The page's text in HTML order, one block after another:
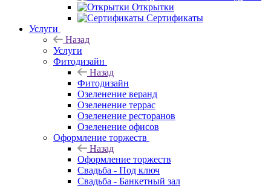
Открытки
Сертификаты
Услуги
Назад
Услуги
Фитодизайн
Назад
Фитодизайн
Озеленение веранд
Озеленение террас
Озеленение ресторанов
Озеленение офисов
Оформление торжеств
Назад
Оформление торжеств
Свадьба - Под ключ
Свадьба - Банкетный зал